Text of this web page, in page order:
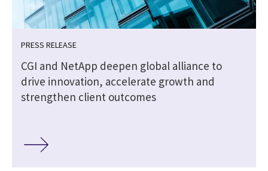
PRESS RELEASE
CGI and NetApp deepen global alliance to
drive innovation, accelerate growth and
strengthen client outcomes